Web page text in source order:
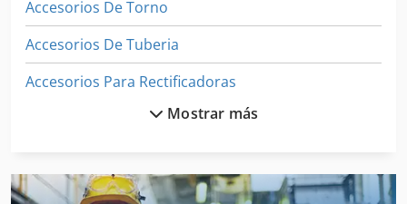
Accesorios De Torno
Accesorios De Tuberia
Accesorios Para Rectificadoras
Accesorios Recambios
Cortador Del Asfalto
Mostrar más